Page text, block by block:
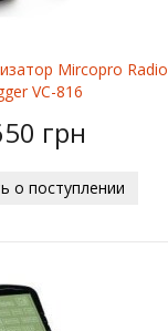
Mircopro Radio
VC-816
грн
о поступлении